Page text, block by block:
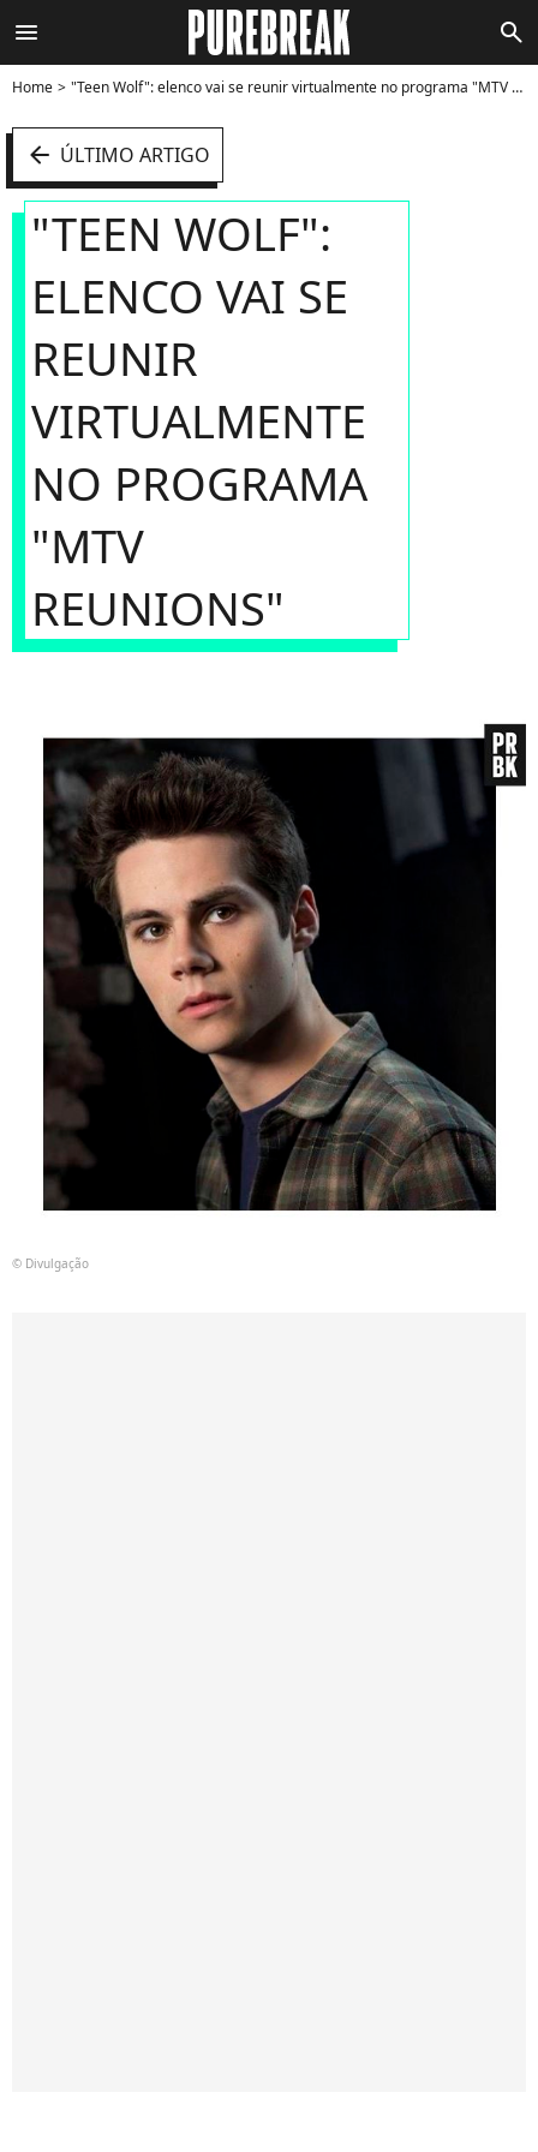
menu search
Home "Teen Wolf": elenco vai se reunir virtualmente no programa "MTV Reunions" - Foto
arrow_left ÚLTIMO ARTIGO
"TEEN WOLF":
ELENCO VAI SE
REUNIR
VIRTUALMENTE
NO PROGRAMA
"MTV
REUNIONS"
© Divulgação